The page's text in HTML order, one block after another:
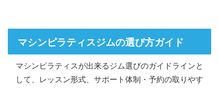
マシンピラティスジムの選び方ガイド
マシンピラティスが出来るジム選びのガイドラインと
して、レッスン形式、サポート体制・予約の取りやす